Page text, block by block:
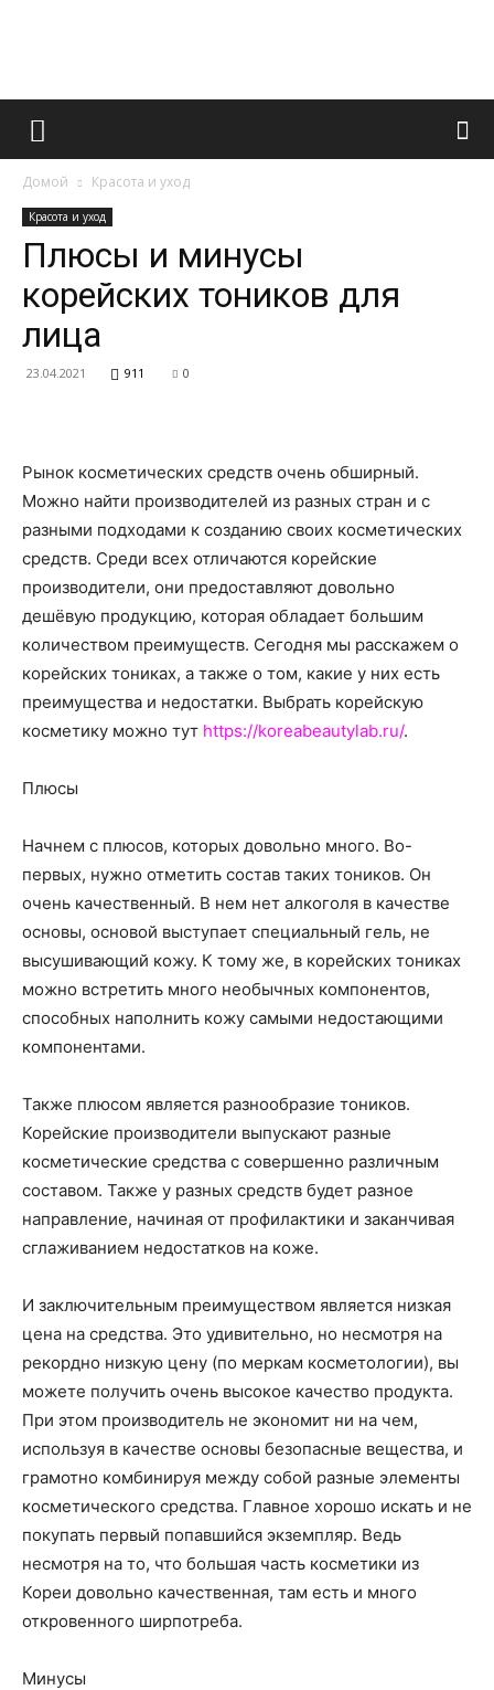
Французский
и
о
нем
Домой Красота и уход
Красота и уход
Плюсы и минусы
корейских тоников для
лица
23.04.2021 911 0
Рынок косметических средств очень обширный.
Можно найти производителей из разных стран и с
разными подходами к созданию своих косметических
средств. Среди всех отличаются корейские
производители, они предоставляют довольно
дешёвую продукцию, которая обладает большим
количеством преимуществ. Сегодня мы расскажем о
корейских тониках, а также о том, какие у них есть
преимущества и недостатки. Выбрать корейскую
косметику можно тут https://koreabeautylab.ru/.
Плюсы
Начнем с плюсов, которых довольно много. Во-
первых, нужно отметить состав таких тоников. Он
очень качественный. В нем нет алкоголя в качестве
основы, основой выступает специальный гель, не
высушивающий кожу. К тому же, в корейских тониках
можно встретить много необычных компонентов,
способных наполнить кожу самыми недостающими
компонентами.
Также плюсом является разнообразие тоников.
Корейские производители выпускают разные
косметические средства с совершенно различным
составом. Также у разных средств будет разное
направление, начиная от профилактики и заканчивая
сглаживанием недостатков на коже.
И заключительным преимуществом является низкая
цена на средства. Это удивительно, но несмотря на
рекордно низкую цену (по меркам косметологии), вы
можете получить очень высокое качество продукта.
При этом производитель не экономит ни на чем,
используя в качестве основы безопасные вещества, и
грамотно комбинируя между собой разные элементы
косметического средства. Главное хорошо искать и не
покупать первый попавшийся экземпляр. Ведь
несмотря на то, что большая часть косметики из
Кореи довольно качественная, там есть и много
откровенного ширпотреба.
Минусы